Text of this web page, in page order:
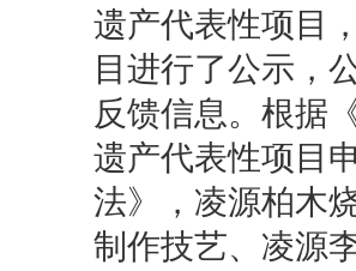
遗产代表性项目
目进行了公示，
反馈信息。根据
遗产代表性项目
法》，凌源柏木
制作技艺、凌源